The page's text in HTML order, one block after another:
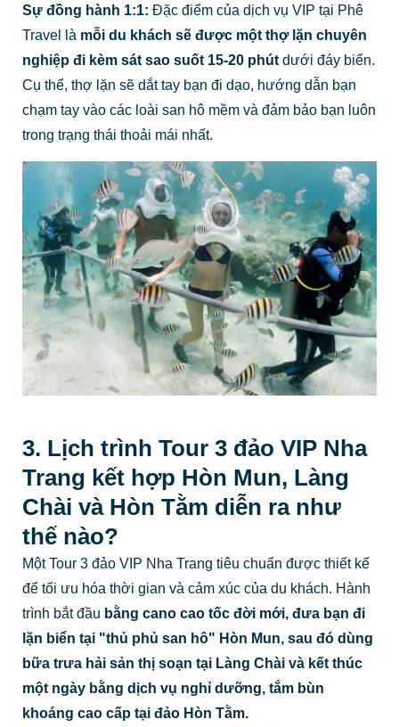
Sự đồng hành 1:1: Đặc điểm của dịch vụ VIP tại Phê
Travel là mỗi du khách sẽ được một thợ lặn chuyên
nghiệp đi kèm sát sao suốt 15-20 phútdưới đáy biển.
Cụ thể, thợ lặn sẽ dắt tay bạn đi dạo, hướng dẫn bạn
chạm tay vào các loài san hô mềm và đảm bảo bạn luôn
trong trạng thái thoải mái nhất.
3. Lịch trình Tour 3 đảo VIP Nha
Trang kết hợp Hòn Mun, Làng
Chài và Hòn Tằm diễn ra như
thế nào?
Một Tour 3 đảo VIP Nha Trang tiêu chuẩn được thiết kế
để tối ưu hóa thời gian và cảm xúc của du khách. Hành
trình bắt đầu bằng cano cao tốc đời mới, đưa bạn đi
lặn biển tại "thủ phủ san hô" Hòn Mun, sau đó dùng
bữa trưa hải sản thị soạn tại Làng Chài và kết thúc
một ngày bằng dịch vụ nghỉ dưỡng, tắm bùn
khoáng cao cấp tại đảo Hòn Tằm.